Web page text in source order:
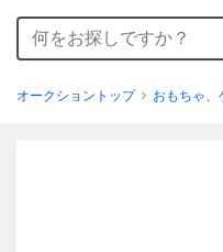
オークショントップ おもちゃ、